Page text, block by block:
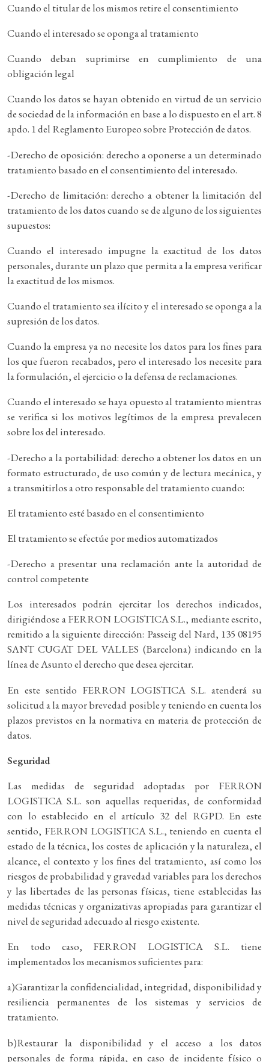
Cuando el titular de los mismos retire el consentimiento
Cuando el interesado se oponga al tratamiento
Cuando deban suprimirse en cumplimiento de una
obligación legal
Cuando los datos se hayan obtenido en virtud de un servicio
de sociedad de la información en base a lo dispuesto en el art. 8
apdo. 1 del Reglamento Europeo sobre Protección de datos.
-Derecho de oposición: derecho a oponerse a un determinado
tratamiento basado en el consentimiento del interesado.
-Derecho de limitación: derecho a obtener la limitación del
tratamiento de los datos cuando se de alguno de los siguientes
supuestos:
Cuando el interesado impugne la exactitud de los datos
personales, durante un plazo que permita a la empresa verificar
la exactitud de los mismos.
Cuando el tratamiento sea ilícito y el interesado se oponga a la
supresión de los datos.
Cuando la empresa ya no necesite los datos para los fines para
los que fueron recabados, pero el interesado los necesite para
la formulación, el ejercicio o la defensa de reclamaciones.
Cuando el interesado se haya opuesto al tratamiento mientras
se verifica si los motivos legítimos de la empresa prevalecen
sobre los del interesado.
-Derecho a la portabilidad: derecho a obtener los datos en un
formato estructurado, de uso común y de lectura mecánica, y
a transmitirlos a otro responsable del tratamiento cuando:
El tratamiento esté basado en el consentimiento
El tratamiento se efectúe por medios automatizados
-Derecho a presentar una reclamación ante la autoridad de
control competente
Los interesados podrán ejercitar los derechos indicados,
dirigiéndose a FERRON LOGISTICA S.L., mediante escrito,
remitido a la siguiente dirección: Passeig del Nard, 135 08195
SANT CUGAT DEL VALLES (Barcelona) indicando en la
línea de Asunto el derecho que desea ejercitar.
En este sentido FERRON LOGISTICA S.L. atenderá su
solicitud a la mayor brevedad posible y teniendo en cuenta los
plazos previstos en la normativa en materia de protección de
datos.
Seguridad
Las medidas de seguridad adoptadas por FERRON
LOGISTICA S.L. son aquellas requeridas, de conformidad
con lo establecido en el artículo 32 del RGPD. En este
sentido, FERRON LOGISTICA S.L., teniendo en cuenta el
estado de la técnica, los costes de aplicación y la naturaleza, el
alcance, el contexto y los fines del tratamiento, así como los
riesgos de probabilidad y gravedad variables para los derechos
y las libertades de las personas físicas, tiene establecidas las
medidas técnicas y organizativas apropiadas para garantizar el
nivel de seguridad adecuado al riesgo existente.
En todo caso, FERRON LOGISTICA S.L. tiene
implementados los mecanismos suficientes para:
a)Garantizar la confidencialidad, integridad, disponibilidad y
resiliencia permanentes de los sistemas y servicios de
tratamiento.
b)Restaurar la disponibilidad y el acceso a los datos
personales de forma rápida, en caso de incidente físico o